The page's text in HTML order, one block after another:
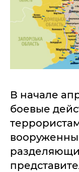
В начале
боевые